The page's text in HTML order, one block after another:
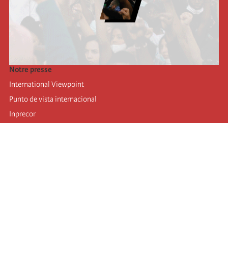
Notre presse
International Viewpoint
Punto de vista internacional
Inprecor